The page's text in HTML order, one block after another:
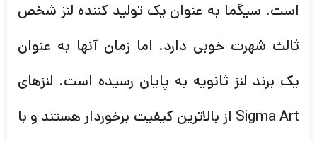
است. سیگما به عنوان یک تولید کننده لنز شخص
ثالث شهرت خوبی دارد. اما زمان آنها به عنوان
یک برند لنز ثانویه به پایان رسیده است. لنزهای
Sigma Art از بالاترین کیفیت برخوردار هستند و با